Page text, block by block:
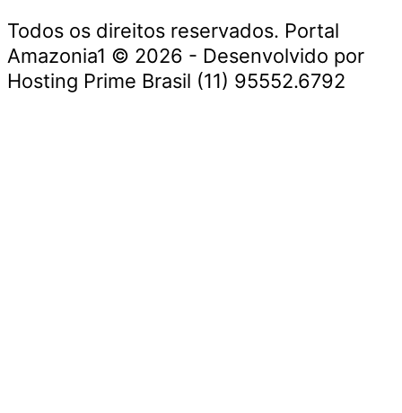
Todos os direitos reservados. Portal
Amazonia1 © 2026 - Desenvolvido por
Hosting Prime Brasil (11) 95552.6792